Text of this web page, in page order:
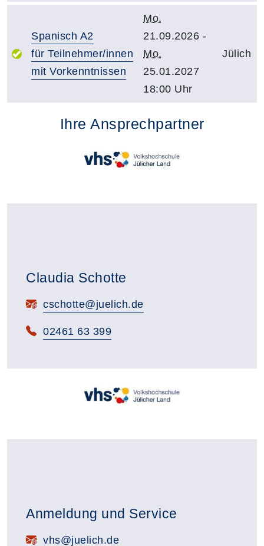
Spanisch A2
für Teilnehmer/innen
mit Vorkenntnissen
Mo.
21.09.2026 -
Mo.
25.01.2027
18:00 Uhr
Jülich
Ihre Ansprechpartner
Claudia Schotte
E-Mail:cschotte@juelich.de
Telefon:
02461 63 399
Anmeldung und Service
E-Mail:vhs@juelich.de